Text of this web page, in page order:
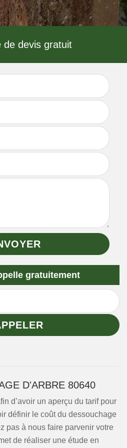
de devis gratuit
gratuitement
D'ARBRE 80640
d’avoir un aperçu du tarif pour
définir le coût du dessouchage
pas à nous faire parvenir votre
de réaliser une étude en